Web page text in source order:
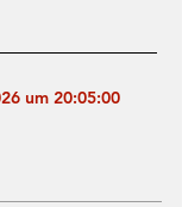
um 20:05:00